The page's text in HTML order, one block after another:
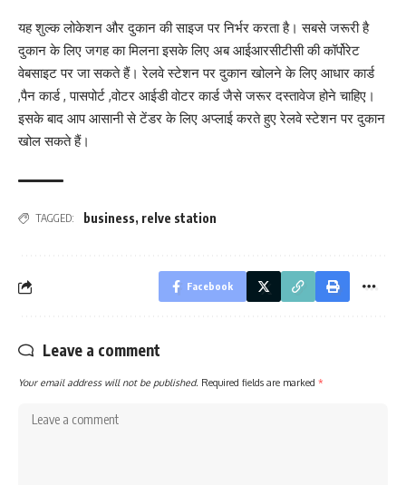
यह शुल्क लोकेशन और दुकान की साइज पर निर्भर करता है। सबसे जरूरी है
दुकान के लिए जगह का मिलना इसके लिए अब आईआरसीटीसी की कॉर्पोरेट
वेबसाइट पर जा सकते हैं। रेलवे स्टेशन पर दुकान खोलने के लिए आधार कार्ड
,पैन कार्ड , पासपोर्ट ,वोटर आईडी वोटर कार्ड जैसे जरूर दस्तावेज होने चाहिए।
इसके बाद आप आसानी से टेंडर के लिए अप्लाई करते हुए रेलवे स्टेशन पर दुकान
खोल सकते हैं।
TAGGED: business, relve station
Facebook
Leave a comment
Your email address will not be published. Required fields are marked *